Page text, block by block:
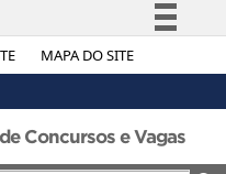
MAPA DO SITE
Simplifique!
Concursos e Vagas